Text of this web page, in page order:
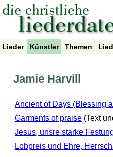
Lieder Künstler Themen
Jamie Harvill
Ancient of Days (Blessing
Garments of praise (Text
Jesus, unsre starke
Lobpreis und Ehre,